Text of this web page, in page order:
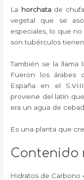
La horchatade chufa
vegetal que se
especiales, lo que
son tubérculos
También se la llama
Fueron los árabes
España en el
proviene del latín
era un agua de
Es una planta que
Contenido
Hidratos de Carbono